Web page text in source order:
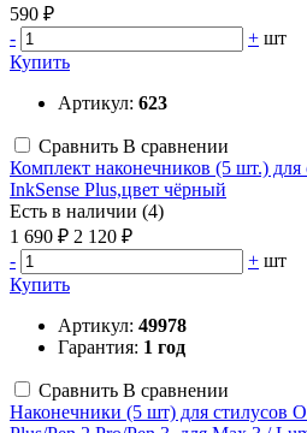
590 ₽
-
+ шт
Купить
Артикул: 623
Сравнить В сравнении
Комплект наконечников (5 шт.)
InkSense Plus,цвет чёрный
Есть в наличии (4)
1 690 ₽ 2 120 ₽
-
+ шт
Купить
Артикул: 49978
Гарантия: 1 год
Сравнить В сравнении
Наконечники (5 шт) для стилусов